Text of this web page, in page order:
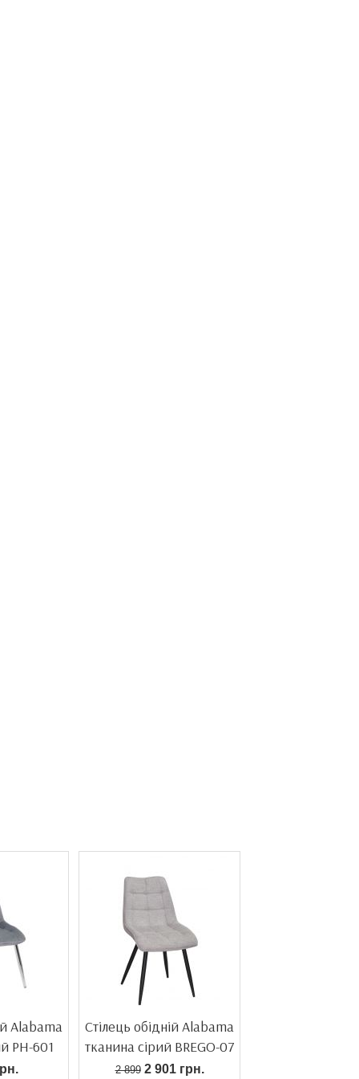
Alabama
PH-601
Стілець обідній Alabama
тканина сірий BREGO-07
2 8992 901 грн.